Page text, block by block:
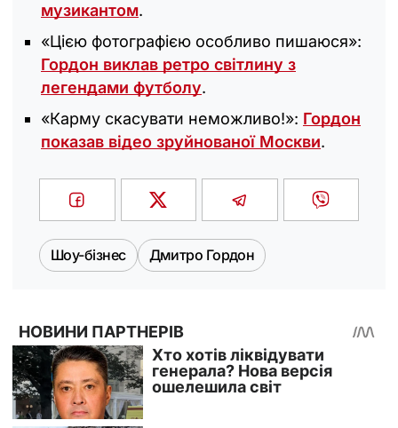
музикантом.
«‎Цією фотографією особливо пишаюся»:
Гордон виклав ретро світлину з
легендами футболу.
«‎Карму скасувати неможливо!»: Гордон
показав відео зруйнованої Москви.
Шоу-бізнес Дмитро Гордон